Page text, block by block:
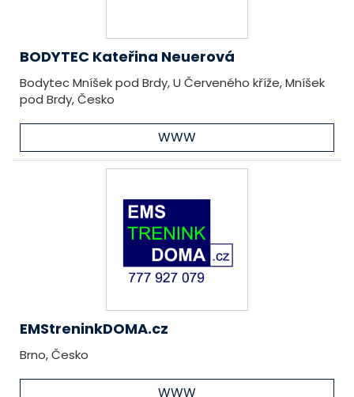
BODYTEC Kateřina Neuerová
Bodytec Mníšek pod Brdy, U Červeného kříže, Mníšek
pod Brdy, Česko
WWW
EMStreninkDOMA.cz
Brno, Česko
WWW